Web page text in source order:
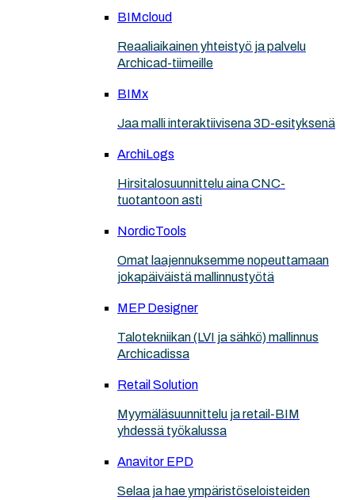
BIMcloud
Reaaliaikainen yhteistyö ja palvelu
Archicad-tiimeille
BIMx
Jaa malli interaktiivisena 3D-esityksenä
ArchiLogs
Hirsitalosuunnittelu aina CNC-
tuotantoon asti
NordicTools
Omat laajennuksemme nopeuttamaan
jokapäiväistä mallinnustyötä
MEP Designer
Talotekniikan (LVI ja sähkö) mallinnus
Archicadissa
Retail Solution
Myymäläsuunnittelu ja retail-BIM
yhdessä työkalussa
Anavitor EPD
Selaa ja hae ympäristöseloisteiden